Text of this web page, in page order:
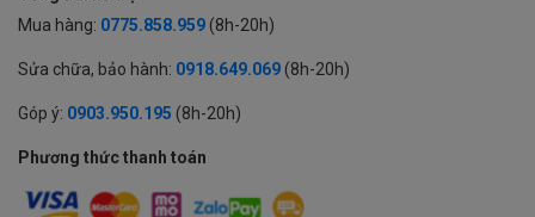
Mua hàng: 0775.858.959 (8h-20h)
Sửa chữa, bảo hành: 0918.649.069 (8h-20h)
Góp ý: 0903.950.195 (8h-20h)
Phương thức thanh toán